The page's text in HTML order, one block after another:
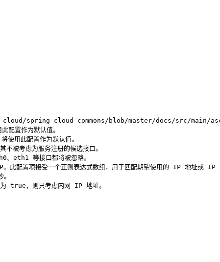
cloud/spring-cloud-commons/blob/master/docs/src/main/
配置作为默认值。
用此配置作为默认值。
考虑为服务注册的候选接口。
eth1 等接口都将被忽略。
置项接受一个正则表达式数组，用于匹配期望使用的 IP 地址或 IP
true，则只考虑内网 IP 地址。